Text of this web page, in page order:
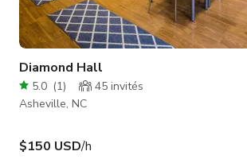
Diamond Hall
5.0 (1) 45 invités
Asheville, NC
$150 USD/h